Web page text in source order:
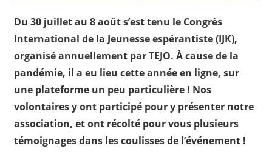
Du 30 juillet au 8 août s’est tenu le Congrès
International de la Jeunesse espérantiste (IJK),
organisé annuellement par TEJO. À cause de la
pandémie, il a eu lieu cette année en ligne, sur
une plateforme un peu particulière ! Nos
volontaires y ont participé pour y présenter notre
association, et ont récolté pour vous plusieurs
témoignages dans les coulisses de l’événement !